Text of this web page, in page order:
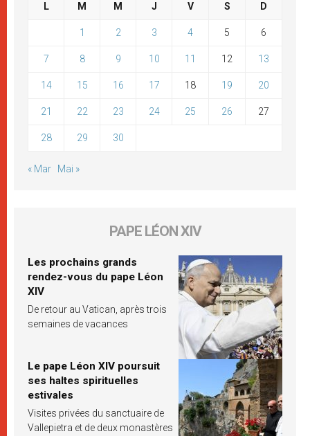
L M M J V S D
1 2 3 4 5 6
7 8 9 10 11 12 13
14 15 16 17 18 19 20
21 22 23 24 25 26 27
28 29 30
« Mar Mai »
PAPE LÉON XIV
Les prochains grands
rendez-vous du pape Léon
XIV
De retour au Vatican, après trois
semaines de vacances
Le pape Léon XIV poursuit
ses haltes spirituelles
estivales
Visites privées du sanctuaire de
Vallepietra et de deux monastères